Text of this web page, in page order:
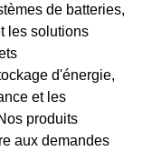
de batteries,
les solutions
d'énergie,
et les
produits
aux demandes